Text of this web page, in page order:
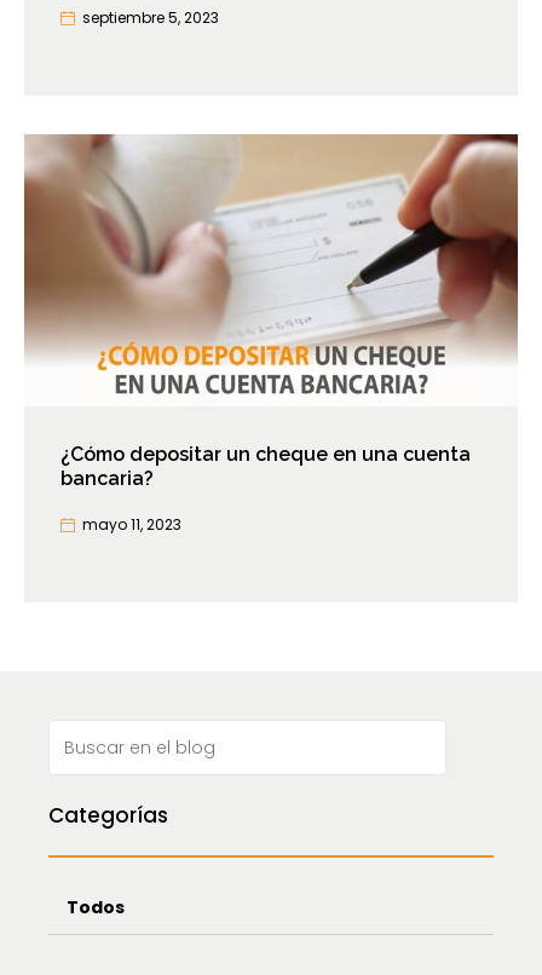
Categorías
Todos
septiembre 5, 2023
¿Cómo depositar un cheque en una cuenta
bancaria?
mayo 11, 2023